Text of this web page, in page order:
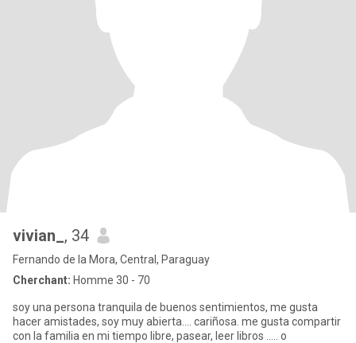
vivian_, 34
Fernando de la Mora, Central, Paraguay
Cherchant: Homme 30 - 70
soy una persona tranquila de buenos sentimientos, me gusta
hacer amistades, soy muy abierta.... cariñosa. me gusta compartir
con la familia en mi tiempo libre, pasear, leer libros ..... o